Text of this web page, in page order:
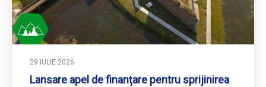
29 IULIE 2026
Lansare apel de finanțare pentru sprijinirea